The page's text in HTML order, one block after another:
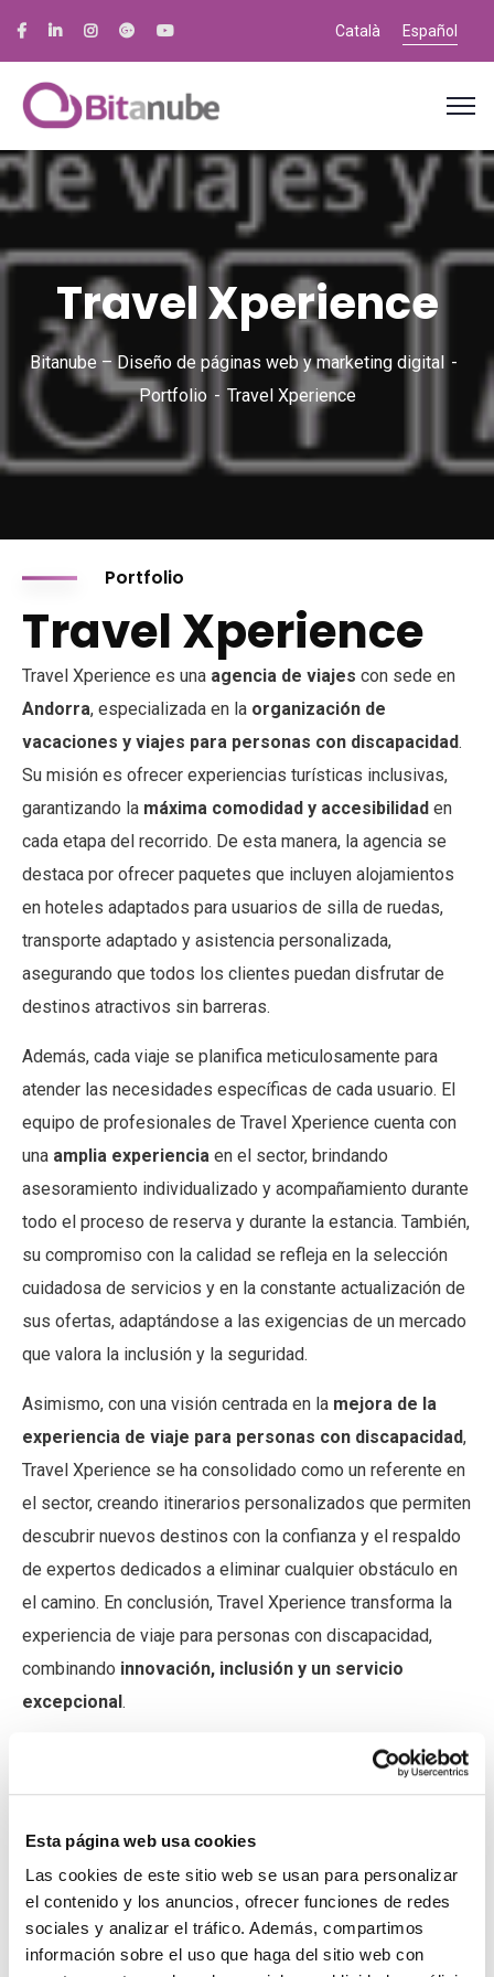
Esta página web usa cookies
Las cookies de este sitio web se usan para personalizar
el contenido y los anuncios, ofrecer funciones de redes
sociales y analizar el tráfico. Además, compartimos
información sobre el uso que haga del sitio web con
Català Español
Travel Xperience
Bitanube – Diseño de páginas web y marketing digital
Portfolio
Travel Xperience
Portfolio
Travel Xperience
Travel Xperience es una agencia de viajes con sede en
Andorra, especializada en la organización de
vacaciones y viajes para personas con discapacidad.
Su misión es ofrecer experiencias turísticas inclusivas,
garantizando la máxima comodidad y accesibilidad en
cada etapa del recorrido. De esta manera, la agencia se
destaca por ofrecer paquetes que incluyen alojamientos
en hoteles adaptados para usuarios de silla de ruedas,
transporte adaptado y asistencia personalizada,
asegurando que todos los clientes puedan disfrutar de
destinos atractivos sin barreras.
Además, cada viaje se planifica meticulosamente para
atender las necesidades específicas de cada usuario. El
equipo de profesionales de Travel Xperience cuenta con
una amplia experiencia en el sector, brindando
asesoramiento individualizado y acompañamiento durante
todo el proceso de reserva y durante la estancia. También,
su compromiso con la calidad se refleja en la selección
cuidadosa de servicios y en la constante actualización de
sus ofertas, adaptándose a las exigencias de un mercado
que valora la inclusión y la seguridad.
Asimismo, con una visión centrada en la mejora de la
experiencia de viaje para personas con discapacidad,
Travel Xperience se ha consolidado como un referente en
el sector, creando itinerarios personalizados que permiten
descubrir nuevos destinos con la confianza y el respaldo
de expertos dedicados a eliminar cualquier obstáculo en
el camino. En conclusión, Travel Xperience transforma la
experiencia de viaje para personas con discapacidad,
combinando innovación, inclusión y un servicio
excepcional .
Travel Xperienceservicios
Visita su sitio web